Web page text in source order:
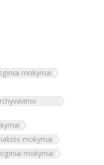
mokymai
mokymai
mokymai